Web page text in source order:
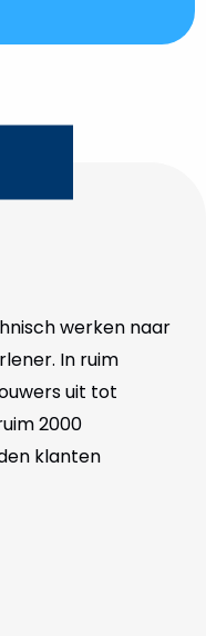
werken naar
In ruim
uit tot
2000
klanten